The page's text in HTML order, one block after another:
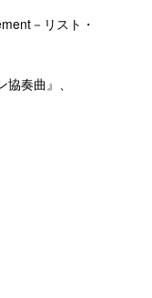
－リスト・
奏曲』、